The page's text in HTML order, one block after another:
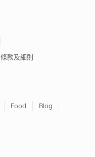
條款及細則
Food
Blog